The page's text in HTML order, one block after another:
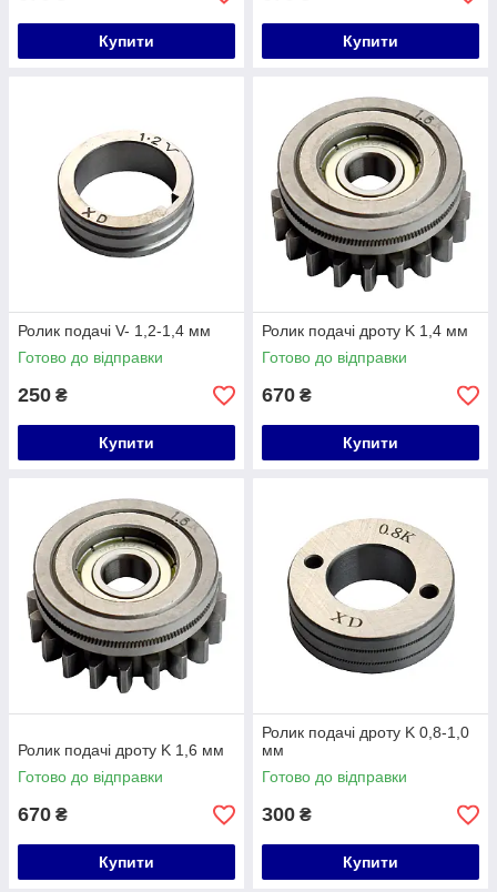
Купити Купити
Ролик подачі V- 1,2-1,4 мм
Готово до відправки
250 ₴
Купити
Ролик подачі дроту K 1,4 мм
Готово до відправки
670 ₴
Купити
Ролик подачі дроту K 1,6 мм
Готово до відправки
670 ₴
Купити
Ролик подачі дроту K 0,8-1,0
мм
Готово до відправки
300 ₴
Купити